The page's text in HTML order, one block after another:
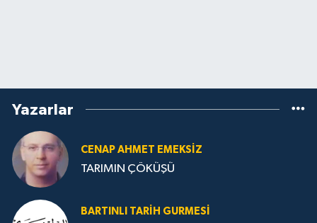
Yazarlar
CENAP AHMET EMEKSİZ
TARIMIN ÇÖKÜŞÜ
BARTINLI TARIH GURMESI